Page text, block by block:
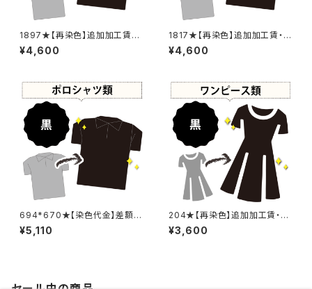
1897★【再染色】追加加工賃・
黒染め
¥4,600
1817★【再染色】追加加工賃・黒
染め
¥4,600
694*670★【染色代金】差額追
加加工賃
¥5,110
204★【再染色】追加加工賃・黒
染め
¥3,600